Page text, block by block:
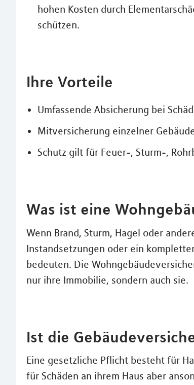
hohen Kosten durch
schützen.
Ihre Vorteile
Umfassende Absicherung bei
Mitversicherung einzelner
Schutz gilt für Feuer-, Sturm-,
Was ist eine
Wenn Brand, Sturm, Hagel oder
Instandsetzungen oder ein
bedeuten. Die
nur ihre Immobilie, sondern auch sie.
Ist die
Eine gesetzliche Pflicht besteht für
für Schäden an ihrem Haus aber